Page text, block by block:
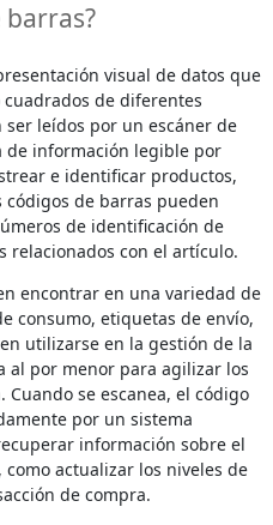
barras?
visual de datos que
de diferentes
leídos por un escáner de
de información legible por
e identificar productos,
de barras pueden
de identificación de
relacionados con el artículo.
encontrar en una variedad de
consumo, etiquetas de envío,
utilizarse en la gestión de la
al por menor para agilizar los
se escanea, el código
por un sistema
información sobre el
actualizar los niveles de
de compra.